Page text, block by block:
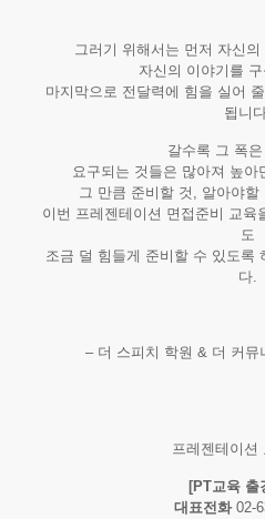
그러기 위해서는 먼저 자신
자신의 이야기를
마지막으로 전달력에 힘을 실어
됩니
갈수록 그 폭
요구되는 것들은 많아져 높
그 만큼 준비할 것, 알아야
이번 프레젠테이션 면접준비 교육
도
조금 덜 힘들게 준비할 수 있도록
다.
– 더 스피치 학원 & 더 커
프레젠테이션
[PT교육 출
대표전화02-